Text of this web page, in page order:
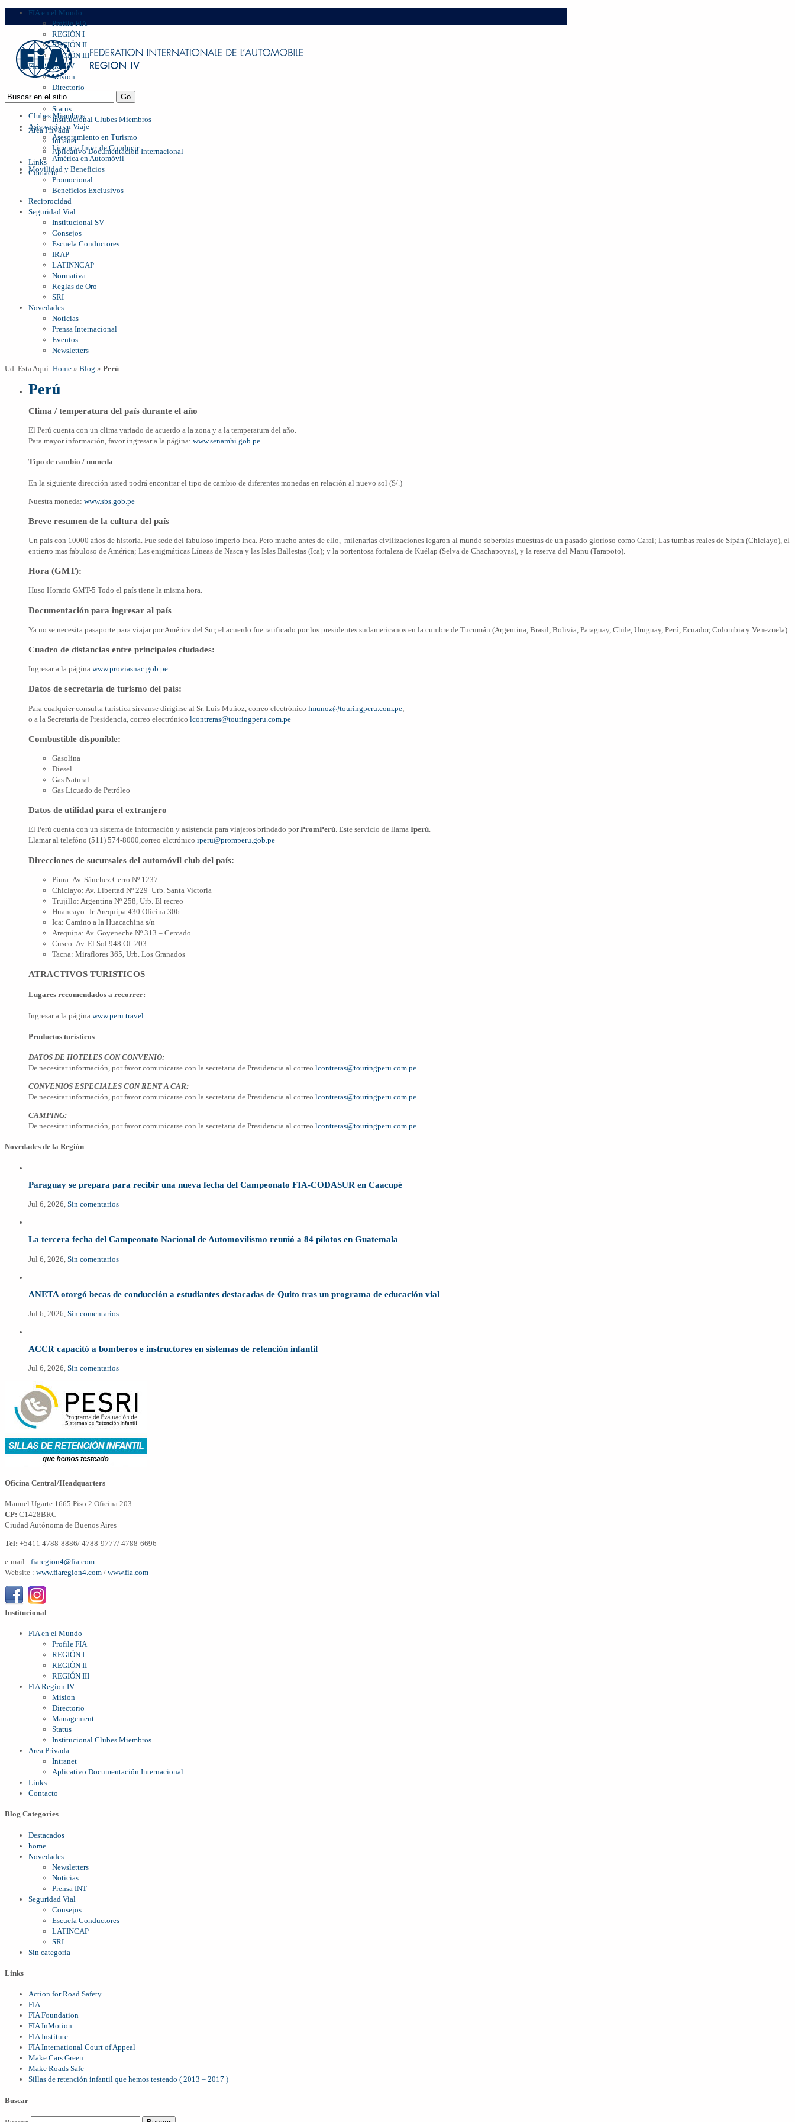
FIA en el Mundo
Profile FIA
REGIÓN I
REGIÓN II
REGIÓN III
FIA Region IV
Mision
Directorio
Management
Status
Institucional Clubes Miembros
Area Privada
Intranet
Aplicativo Documentación Internacional
Links
Contacto
Clubes Miembros
Asistencia en Viaje
Asesoramiento en Turismo
Licencia Inter. de Conducir
América en Automóvil
Movilidad y Beneficios
Promocional
Beneficios Exclusivos
Reciprocidad
Seguridad Vial
Institucional SV
Consejos
Escuela Conductores
IRAP
LATINNCAP
Normativa
Reglas de Oro
SRI
Novedades
Noticias
Prensa Internacional
Eventos
Newsletters
Ud. Esta Aqui: Home » Blog » Perú
Perú
Clima / temperatura del país durante el año
El Perú cuenta con un clima variado de acuerdo a la zona y a la temperatura del año.
Para mayor información, favor ingresar a la página: www.senamhi.gob.pe
Tipo de cambio / moneda
En la siguiente dirección usted podrá encontrar el tipo de cambio de diferentes monedas en relación al nuevo sol (S/.)
Nuestra moneda: www.sbs.gob.pe
Breve resumen de la cultura del país
Un país con 10000 años de historia. Fue sede del fabuloso imperio Inca. Pero mucho antes de ello, milenarias civilizaciones legaron al mundo soberbias muestras de un pasado glorioso como Caral; Las tumbas reales de Sipán (Chiclayo), el
entierro mas fabuloso de América; Las enigmáticas Líneas de Nasca y las Islas Ballestas (Ica); y la portentosa fortaleza de Kuélap (Selva de Chachapoyas), y la reserva del Manu (Tarapoto).
Hora (GMT):
Huso Horario GMT-5 Todo el país tiene la misma hora.
Documentación para ingresar al país
Ya no se necesita pasaporte para viajar por América del Sur, el acuerdo fue ratificado por los presidentes sudamericanos en la cumbre de Tucumán (Argentina, Brasil, Bolivia, Paraguay, Chile, Uruguay, Perú, Ecuador, Colombia y Venezuela).
Cuadro de distancias entre principales ciudades:
Ingresar a la página www.proviasnac.gob.pe
Datos de secretaria de turismo del país:
Para cualquier consulta turística sírvanse dirigirse al Sr. Luis Muñoz, correo electrónico lmunoz@touringperu.com.pe;
o a la Secretaria de Presidencia, correo electrónico lcontreras@touringperu.com.pe
Combustible disponible:
Gasolina
Diesel
Gas Natural
Gas Licuado de Petróleo
Datos de utilidad para el extranjero
El Perú cuenta con un sistema de información y asistencia para viajeros brindado porPromPerú. Este servicio de llama Iperú.
Llamar al telefóno (511) 574-8000,correo elctrónico iperu@promperu.gob.pe
Direcciones de sucursales del automóvil club del país:
Piura: Av. Sánchez Cerro Nº 1237
Chiclayo: Av. Libertad Nº 229 Urb. Santa Victoria
Trujillo: Argentina Nº 258, Urb. El recreo
Huancayo: Jr. Arequipa 430 Oficina 306
Ica: Camino a la Huacachina s/n
Arequipa: Av. Goyeneche Nº 313 – Cercado
Cusco: Av. El Sol 948 Of. 203
Tacna: Miraflores 365, Urb. Los Granados
ATRACTIVOS TURISTICOS
Lugares recomendados a recorrer:
Ingresar a la página www.peru.travel
Productos turísticos
DATOS DE HOTELES CON CONVENIO:
De necesitar información, por favor comunicarse con la secretaria de Presidencia al correo lcontreras@touringperu.com.pe
CONVENIOS ESPECIALES CON RENT A CAR:
De necesitar información, por favor comunicarse con la secretaria de Presidencia al correo lcontreras@touringperu.com.pe
CAMPING:
De necesitar información, por favor comunicarse con la secretaria de Presidencia al correo lcontreras@touringperu.com.pe
Novedades de la Región
Paraguay se prepara para recibir una nueva fecha del Campeonato FIA-CODASUR en Caacupé
Jul 6, 2026, Sin comentarios
La tercera fecha del Campeonato Nacional de Automovilismo reunió a 84 pilotos en Guatemala
Jul 6, 2026, Sin comentarios
ANETA otorgó becas de conducción a estudiantes destacadas de Quito tras un programa de educación vial
Jul 6, 2026, Sin comentarios
ACCR capacitó a bomberos e instructores en sistemas de retención infantil
Jul 6, 2026, Sin comentarios
Oficina Central/Headquarters
Manuel Ugarte 1665 Piso 2 Oficina 203
CP: C1428BRC
Ciudad Autónoma de Buenos Aires
Tel: +5411 4788-8886/ 4788-9777/ 4788-6696
e-mail : fiaregion4@fia.com
Website : www.fiaregion4.com / www.fia.com
Institucional
FIA en el Mundo
Profile FIA
REGIÓN I
REGIÓN II
REGIÓN III
FIA Region IV
Mision
Directorio
Management
Status
Institucional Clubes Miembros
Area Privada
Intranet
Aplicativo Documentación Internacional
Links
Contacto
Blog Categories
Destacados
home
Novedades
Newsletters
Noticias
Prensa INT
Seguridad Vial
Consejos
Escuela Conductores
LATINCAP
SRI
Sin categoría
Links
Action for Road Safety
FIA
FIA Foundation
FIA InMotion
FIA Institute
FIA International Court of Appeal
Make Cars Green
Make Roads Safe
Sillas de retención infantil que hemos testeado ( 2013 – 2017 )
Buscar